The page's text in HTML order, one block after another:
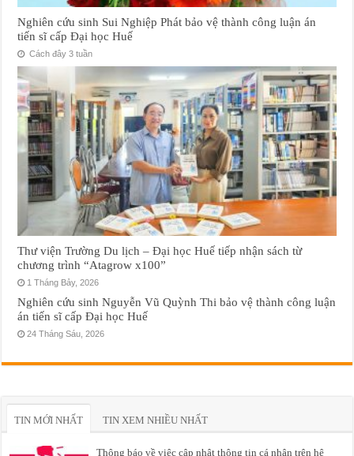
Nghiên cứu sinh Sui Nghiệp Phát bảo vệ thành công luận án
tiến sĩ cấp Đại học Huế
Cách đây 3 tuần
Thư viện Trường Du lịch – Đại học Huế tiếp nhận sách từ
chương trình “Atagrow x100”
1 Tháng Bảy, 2026
Nghiên cứu sinh Nguyễn Vũ Quỳnh Thi bảo vệ thành công luận
án tiến sĩ cấp Đại học Huế
24 Tháng Sáu, 2026
TIN MỚI NHẤT TIN XEM NHIỀU NHẤT
Thông báo về việc cập nhật thông tin cá nhân trên hệ